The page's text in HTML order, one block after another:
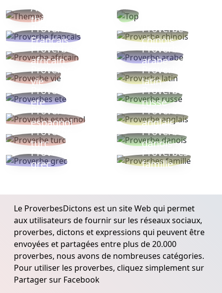
Autres
thèmes
Proverbe
Français
Proverbe
chinois
Proverbe
africain
Proverbe
arabe
Proverbe
vie
Proverbe
latin
Proverbes
ete
Proverbe
russe
Proverbe
espagnol
Proverbe
anglais
Proverbe
turc
Proverbe
danois
Proverbe
grec
Proverbes
famille
Le ProverbesDictons est un site Web qui permet
aux utilisateurs de fournir sur les réseaux sociaux,
proverbes, dictons et expressions qui peuvent être
envoyées et partagées entre plus de 20.000
proverbes, nous avons de nombreuses catégories.
Pour utiliser les proverbes, cliquez simplement sur
Partager sur Facebook